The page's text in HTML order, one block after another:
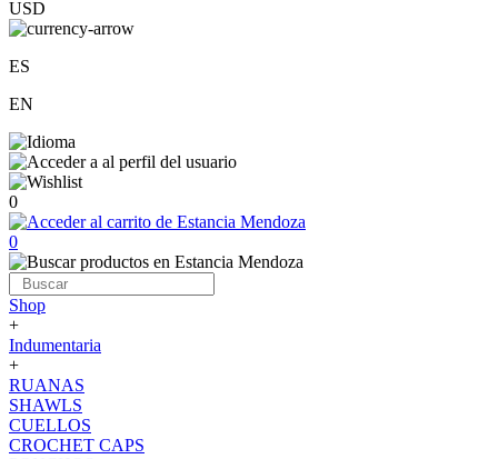
USD
ES
EN
0
0
Shop
+
Indumentaria
+
RUANAS
SHAWLS
CUELLOS
CROCHET CAPS